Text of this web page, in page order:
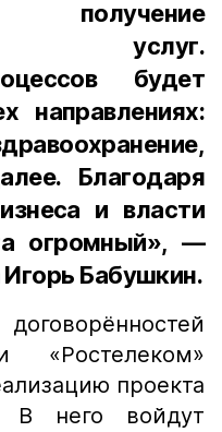
услуг.
будет
направлениях:
Благодаря
и власти
огромный», —
Игорь Бабушкин.
«Ростелеком»
проекта
В него войдут